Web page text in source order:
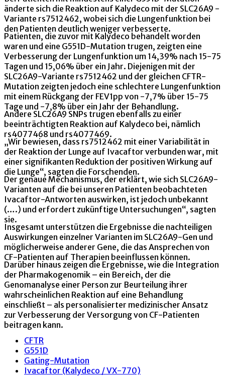
änderte sich die Reaktion auf Kalydeco mit der SLC26A9 -
Variante rs7512462, wobei sich die Lungenfunktion bei
den Patienten deutlich weniger verbesserte.
Patienten, die zuvor mit Kalydeco behandelt worden
waren und eine G551D-Mutation trugen, zeigten eine
Verbesserung der Lungenfunktion um 14,39% nach 15-75
Tagen und 15,06% über ein Jahr. Diejenigen mit der
SLC26A9-Variante rs7512462 und der gleichen CFTR-
Mutation zeigten jedoch eine schlechtere Lungenfunktion
mit einem Rückgang der FEV1pp von -7,7% über 15-75
Tage und -7,8% über ein Jahr der Behandlung.
Andere SLC26A9 SNPs trugen ebenfalls zu einer
beeinträchtigten Reaktion auf Kalydeco bei, nämlich
rs4077468 und rs4077469.
„Wir bewiesen, dass rs7512462 mit einer Variabilität in
der Reaktion der Lunge auf Ivacaftor verbunden war, mit
einer signifikanten Reduktion der positiven Wirkung auf
die Lunge“, sagten die Forschenden.
Der genaue Mechanismus, der erklärt, wie sich SLC26A9-
Varianten auf die bei unseren Patienten beobachteten
Ivacaftor-Antworten auswirken, ist jedoch unbekannt
(….) und erfordert zukünftige Untersuchungen“, sagten
sie.
Insgesamt unterstützen die Ergebnisse die nachteiligen
Auswirkungen einzelner Varianten im SLC26A9-Gen und
möglicherweise anderer Gene, die das Ansprechen von
CF-Patienten auf Therapien beeinflussen können.
Darüber hinaus zeigen die Ergebnisse, wie die Integration
der Pharmakogenomik – ein Bereich, der die
Genomanalyse einer Person zur Beurteilung ihrer
wahrscheinlichen Reaktion auf eine Behandlung
einschließt – als personalisierter medizinischer Ansatz
zur Verbesserung der Versorgung von CF-Patienten
beitragen kann.
CFTR
G551D
Gating-Mutation
Ivacaftor (Kalydeco / VX-770)